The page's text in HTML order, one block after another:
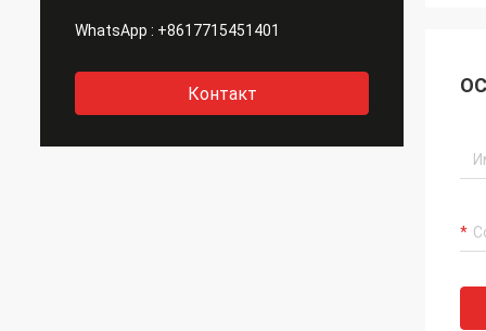
WhatsApp : +8617715451401
Контакт